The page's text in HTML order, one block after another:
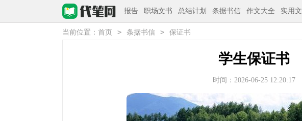
报告 职场文书 总结计划 条据书信 作文大全 实用文
当前位置： 首页 > 条据书信 > 保证书
学生保证书
时间：2026-06-25 12:20:17